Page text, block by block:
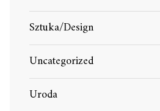
Sztuka/Design
Uncategorized
Uroda